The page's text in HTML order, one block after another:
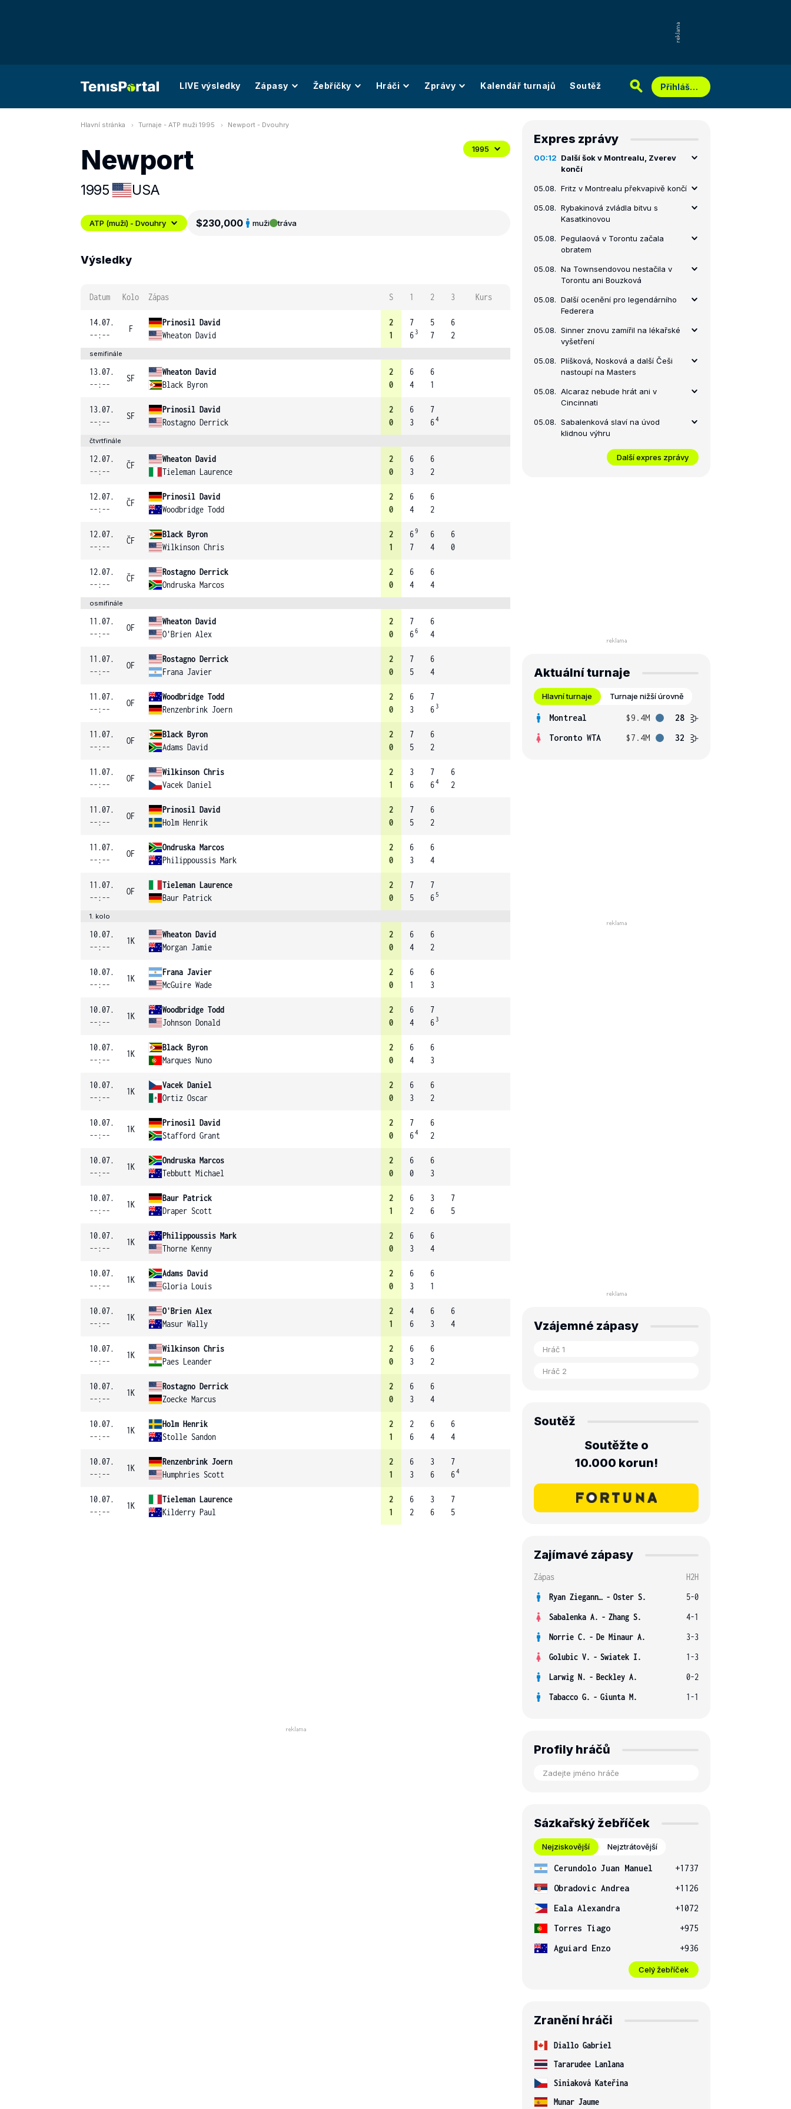
LIVE výsledky Zápasy Žebříčky Hráči Zprávy Kalendář turnajů Soutěž Přihlášení
Hlavní stránka Turnaje - ATP muži 1995 Newport - Dvouhry
Newport
1995 USA
1995
ATP (muži) - Dvouhry $230,000 muži tráva
Výsledky
Datum Kolo Zápas S 1 2 3 Kurs
14.07.
--:--
F
Prinosil David
Wheaton David
2
1
7
6 3
5
7
6
2
semifinále
13.07.
--:--
SF
Wheaton David
Black Byron
2
0
6
4
6
1
13.07.
--:--
SF
Prinosil David
Rostagno Derrick
2
0
6
3
7
64
čtvrtfinále
12.07.
--:--
ČF
Wheaton David
Tieleman Laurence
2
0
6
3
6
2
12.07.
--:--
ČF
Prinosil David
Woodbridge Todd
2
0
6
4
6
2
12.07.
--:--
ČF
Black Byron
Wilkinson Chris
2
1
69
7
6
4
6
0
12.07.
--:--
ČF
Rostagno Derrick
Ondruska Marcos
2
0
6
4
6
4
osmifinále
11.07.
--:--
OF
Wheaton David
O'Brien Alex
2
0
7
66
6
4
11.07.
--:--
OF
Rostagno Derrick
Frana Javier
2
0
7
5
6
4
11.07.
--:--
OF
Woodbridge Todd
Renzenbrink Joern
2
0
6
3
7
6 3
11.07.
--:--
OF
Black Byron
Adams David
2
0
7
5
6
2
11.07.
--:--
OF
Wilkinson Chris
Vacek Daniel
2
1
3
6
7
64
6
2
11.07.
--:--
OF
Prinosil David
Holm Henrik
2
0
7
5
6
2
11.07.
--:--
OF
Ondruska Marcos
Philippoussis Mark
2
0
6
3
6
4
11.07.
--:--
OF
Tieleman Laurence
Baur Patrick
2
0
7
5
7
6 5
1. kolo
10.07.
--:--
1K
Wheaton David
Morgan Jamie
2
0
6
4
6
2
10.07.
--:--
1K
Frana Javier
McGuire Wade
2
0
6
1
6
3
10.07.
--:--
1K
Woodbridge Todd
Johnson Donald
2
0
6
4
7
6 3
10.07.
--:--
1K
Black Byron
Marques Nuno
2
0
6
4
6
3
10.07.
--:--
1K
Vacek Daniel
Ortiz Oscar
2
0
6
3
6
2
10.07.
--:--
1K
Prinosil David
Stafford Grant
2
0
7
64
6
2
10.07.
--:--
1K
Ondruska Marcos
Tebbutt Michael
2
0
6
0
6
3
10.07.
--:--
1K
Baur Patrick
Draper Scott
2
1
6
2
3
6
7
5
10.07.
--:--
1K
Philippoussis Mark
Thorne Kenny
2
0
6
3
6
4
10.07.
--:--
1K
Adams David
Gloria Louis
2
0
6
3
6
1
10.07.
--:--
1K
O'Brien Alex
Masur Wally
2
1
4
6
6
3
6
4
10.07.
--:--
1K
Wilkinson Chris
Paes Leander
2
0
6
3
6
2
10.07.
--:--
1K
Rostagno Derrick
Zoecke Marcus
2
0
6
3
6
4
10.07.
--:--
1K
Holm Henrik
Stolle Sandon
2
1
2
6
6
4
6
4
10.07.
--:--
1K
Renzenbrink Joern
Humphries Scott
2
1
6
3
3
6
7
64
10.07.
--:--
1K
Tieleman Laurence
Kilderry Paul
2
1
6
2
3
6
7
5
Expres zprávy
00:12 Další šok v Montrealu, Zverev
končí
05.08. Fritz v Montrealu překvapivě končí
05.08. Rybakinová zvládla bitvu s
Kasatkinovou
05.08. Pegulaová v Torontu začala
obratem
05.08. Na Townsendovou nestačila v
Torontu ani Bouzková
05.08. Další ocenění pro legendárního
Federera
05.08. Sinner znovu zamířil na lékařské
vyšetření
05.08. Plíšková, Nosková a další Češi
nastoupí na Masters
05.08. Alcaraz nebude hrát ani v
Cincinnati
05.08. Sabalenková slaví na úvod
klidnou výhru
Další expres zprávy
Aktuální turnaje
Hlavní turnaje Turnaje nižší úrovně
Montreal $9.4M
28
Toronto WTA
$7.4M 32
Vzájemné zápasy
Soutěž
Soutěžte o
10.000 korun!
Zajímavé zápasy
Zápas
H2H
Ryan Ziegann S. - Oster S.
5-0
Sabalenka A. - Zhang S.
4-1
Norrie C. - De Minaur A.
3-3
Golubic V. - Swiatek I.
1-3
Larwig N. - Beckley A.
0-2
Tabacco G. - Giunta M. 1-1
Profily hráčů
Sázkařský žebříček
Nejziskovější Nejztrátovější
Cerundolo Juan Manuel
+1737
Obradovic Andrea
+1126
Eala Alexandra
+1072
Torres Tiago
+975
Aguiard Enzo
+936
Celý žebříček
Zranění hráči
Diallo Gabriel
Tararudee Lanlana
Siniaková Kateřina
Munar Jaume